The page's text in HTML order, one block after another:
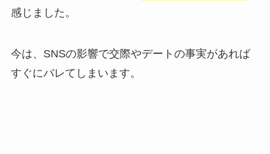
感じました。
今は、SNSの影響で交際やデートの事実があれば
すぐにバレてしまいます。